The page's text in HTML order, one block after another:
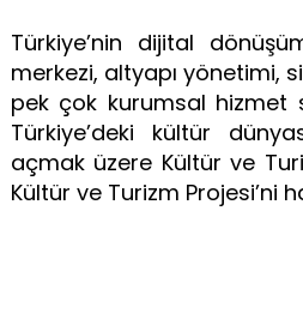
Türkiye’nin dijital
merkezi, altyapı yönetimi,
pek çok kurumsal hizmet
Türkiye’deki kültür
açmak üzere Kültür ve
Kültür ve Turizm Projesi’ni